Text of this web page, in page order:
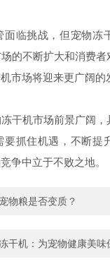
临挑战，但宠物冻
的不断扩大和消费
市场将迎来更广阔的
机市场前景广阔，
要抓住机遇，不断提
争中立于不败之地。
物粮是否变质？
干机：为宠物健康美味